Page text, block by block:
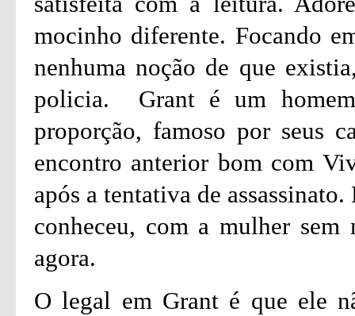
mocinho diferente. Focando
nenhuma noção de que
policia. Grant é um
proporção, famoso por seus
encontro anterior bom com
após a tentativa de
conheceu, com a mulher
agora.
O legal em Grant é que ele